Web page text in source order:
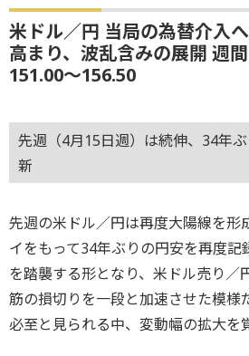
米ドル／円 当局の為替介入
高まり、波乱含みの展開 週
151.00～156.50
先週（4月15日週）は続伸、34年
新
先週の米ドル／円は再度大陽線を形
イをもって34年ぶりの円安を再度
を踏襲する形となり、米ドル売り／
筋の損切りを一段と加速させた模様
必至と見られる中、変動幅の拡大を